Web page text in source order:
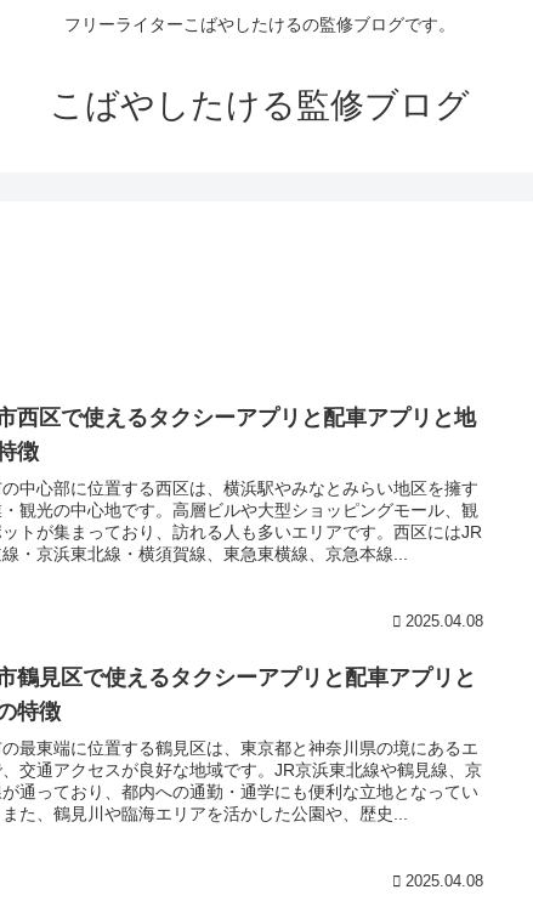
フリーライターこばやしたけるの監修ブログです。
こばやしたける監修ブログ
西区で使えるタクシーアプリと配車アプリと地
徴
中心部に位置する西区は、横浜駅やみなとみらい地区を擁す
観光の中心地です。高層ビルや大型ショッピングモール、観
トが集まっており、訪れる人も多いエリアです。西区にはJR
・京浜東北線・横須賀線、東急東横線、京急本線...
2025.04.08
鶴見区で使えるタクシーアプリと配車アプリと
特徴
最東端に位置する鶴見区は、東京都と神奈川県の境にあるエ
、交通アクセスが良好な地域です。JR京浜東北線や鶴見線、京
通っており、都内への通勤・通学にも便利な立地となってい
また、鶴見川や臨海エリアを活かした公園や、歴史...
2025.04.08